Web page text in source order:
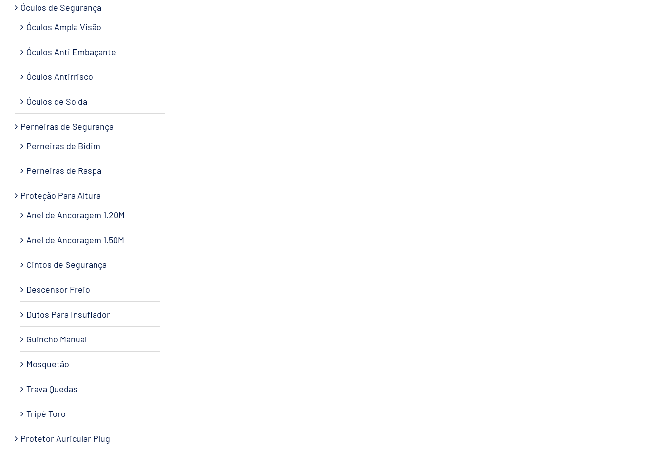
Óculos de Segurança
Óculos Ampla Visão
Óculos Anti Embaçante
Óculos Antirrisco
Óculos de Solda
Perneiras de Segurança
Perneiras de Bidim
Perneiras de Raspa
Proteção Para Altura
Anel de Ancoragem 1.20M
Anel de Ancoragem 1.50M
Cintos de Segurança
Descensor Freio
Dutos Para Insuflador
Guincho Manual
Mosquetão
Trava Quedas
Tripé Toro
Protetor Auricular Plug